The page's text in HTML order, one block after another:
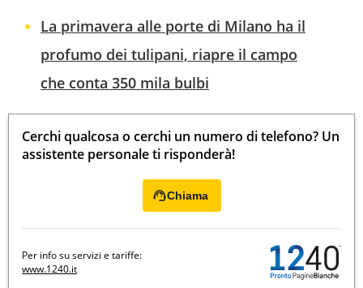
La primavera alle porte di Milano ha il
profumo dei tulipani, riapre il campo
che conta 350 mila bulbi
Cerchi qualcosa o cerchi un numero di telefono? Un
assistente personale ti risponderà!
Chiama
Per info su servizi e tariffe:
www.1240.it